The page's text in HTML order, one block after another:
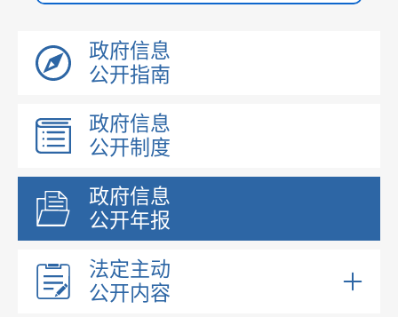
政府信息
公开指南
政府信息
公开制度
政府信息
公开年报
法定主动
公开内容